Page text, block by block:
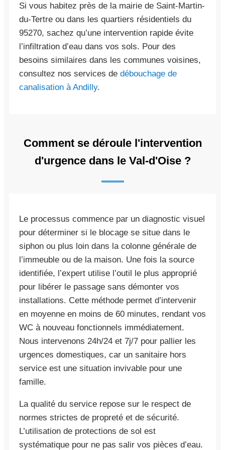
Si vous habitez près de la mairie de Saint-Martin-
du-Tertre ou dans les quartiers résidentiels du
95270, sachez qu’une intervention rapide évite
l’infiltration d’eau dans vos sols. Pour des
besoins similaires dans les communes voisines,
consultez nos services de débouchage de
canalisation à Andilly.
Comment se déroule l'intervention
d'urgence dans le Val-d'Oise ?
Le processus commence par un diagnostic visuel
pour déterminer si le blocage se situe dans le
siphon ou plus loin dans la colonne générale de
l’immeuble ou de la maison. Une fois la source
identifiée, l’expert utilise l’outil le plus approprié
pour libérer le passage sans démonter vos
installations. Cette méthode permet d’intervenir
en moyenne en moins de 60 minutes, rendant vos
WC à nouveau fonctionnels immédiatement.
Nous intervenons 24h/24 et 7j/7 pour pallier les
urgences domestiques, car un sanitaire hors
service est une situation invivable pour une
famille.
La qualité du service repose sur le respect de
normes strictes de propreté et de sécurité.
L’utilisation de protections de sol est
systématique pour ne pas salir vos pièces d’eau.